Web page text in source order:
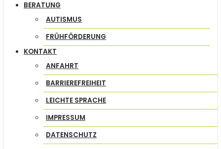
BERATUNG
AUTISMUS
FRÜHFÖRDERUNG
KONTAKT
ANFAHRT
BARRIEREFREIHEIT
LEICHTE SPRACHE
IMPRESSUM
DATENSCHUTZ